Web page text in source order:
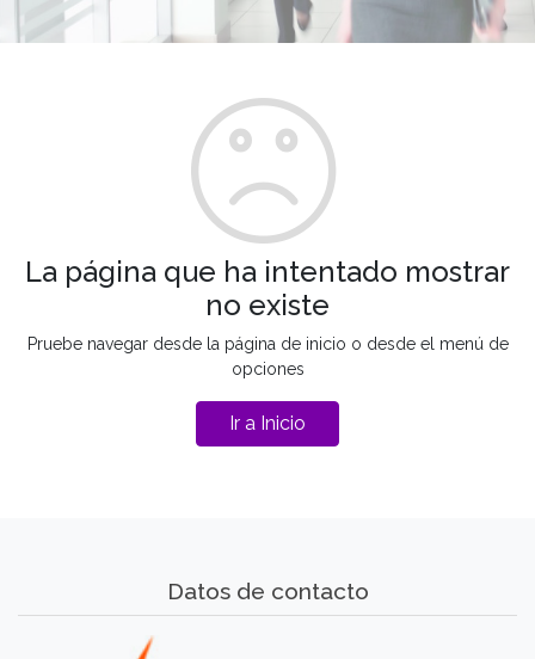
La página que ha intentado mostrar
no existe
Pruebe navegar desde la página de inicio o desde el menú de
opciones
Ir a Inicio
Datos de contacto